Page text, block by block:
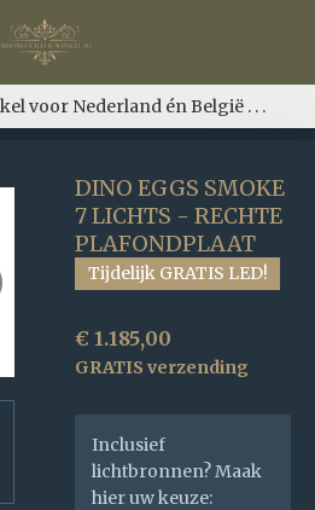
voor Nederland én België . . .
DINO EGGS SMOKE
7 LICHTS - RECHTE
PLAFONDPLAAT
Tijdelijk GRATIS LED!
€ 1.185,00
GRATIS verzending
Inclusief
lichtbronnen? Maak
hier uw keuze: